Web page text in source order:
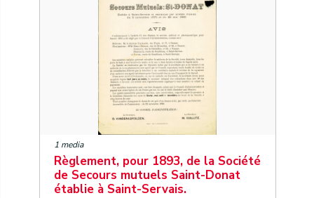
1 media
Règlement, pour 1893, de la Société
de Secours mutuels Saint-Donat
établie à Saint-Servais.